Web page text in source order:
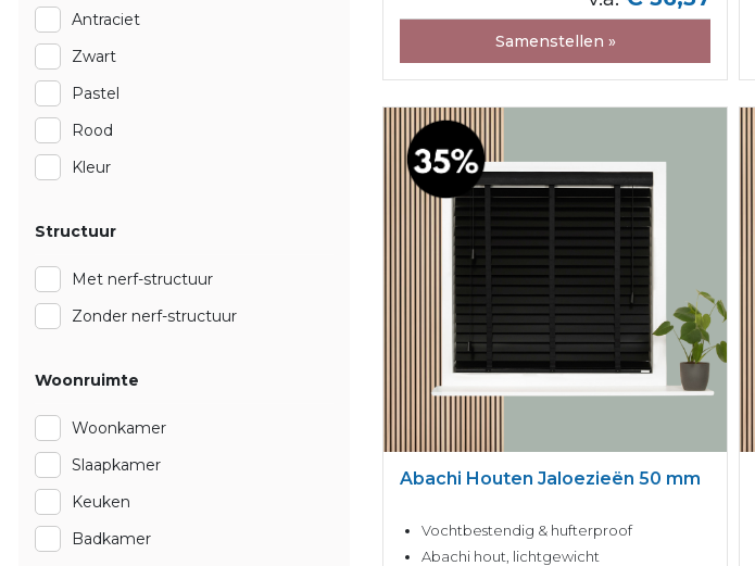
Antraciet
Zwart
Pastel
Rood
Kleur
Structuur
Met nerf-structuur
Zonder nerf-structuur
Woonruimte
Woonkamer
Slaapkamer
Keuken
Badkamer
Samenstellen »
Abachi Houten Jaloezieën 50 mm
Vochtbestendig & hufterproof
Abachi hout, lichtgewicht